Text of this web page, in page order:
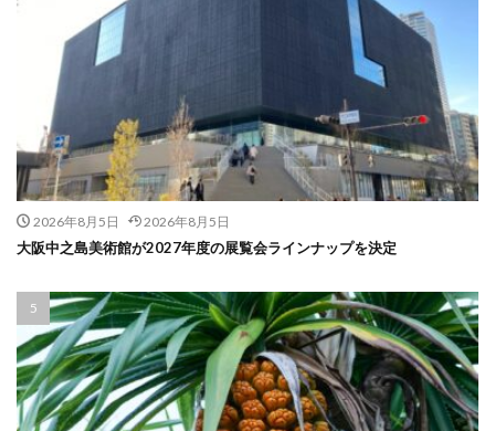
2026年8月5日 2026年8月5日
大阪中之島美術館が2027年度の展覧会ラインナップを決定